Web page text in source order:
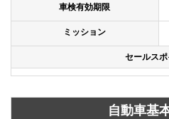
車検有効期限
ミッション
セールスポ
自動車基